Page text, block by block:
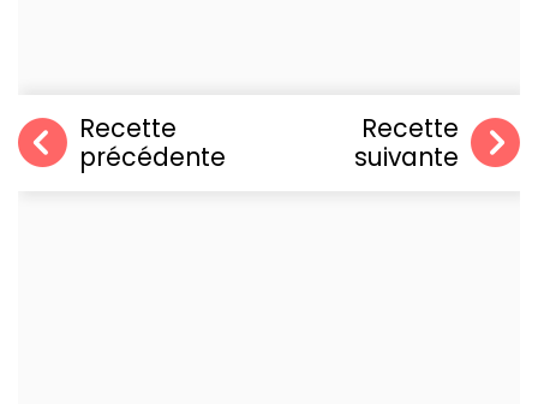
Recette
précédente
Recette
suivante